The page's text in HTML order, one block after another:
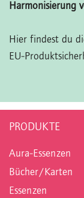
Harmonisierung
Hier findest du
EU-
PRODUKTE
Aura-Essenzen
Bücher/Karten
Essenzen